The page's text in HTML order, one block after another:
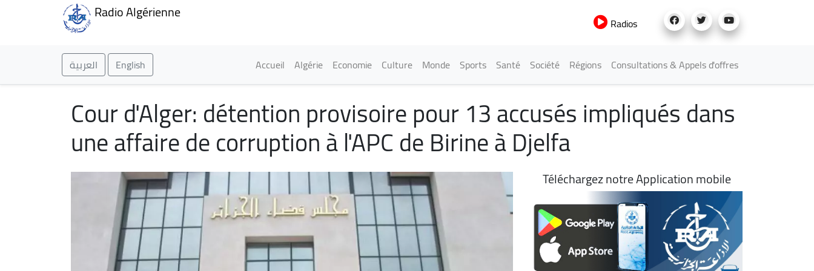
Radio Algérienne
Radios
العربية English Main navigation
Accueil Algérie Economie Culture Monde Sports Santé Société Régions Consultations & Appels d'offres
Cour d'Alger: détention provisoire pour 13 accusés impliqués dans
une affaire de corruption à l'APC de Birine à Djelfa
Téléchargez notre Application mobile